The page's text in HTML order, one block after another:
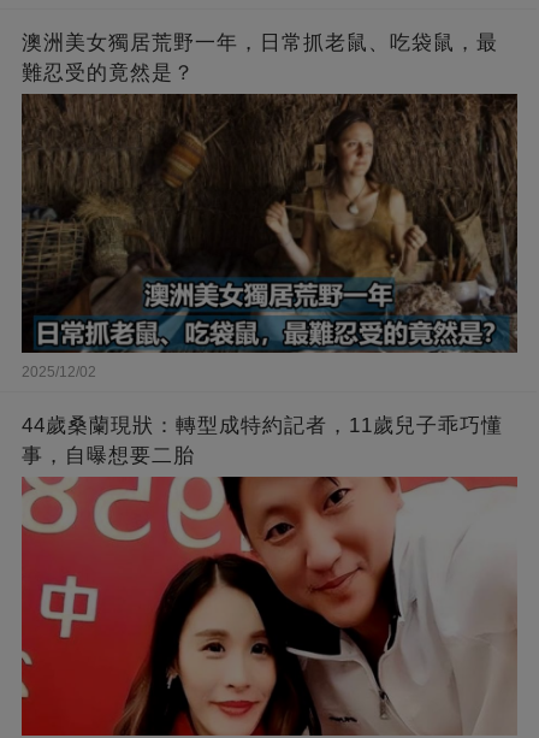
澳洲美女獨居荒野一年，日常抓老鼠、吃袋鼠，最
難忍受的竟然是？
2025/12/02
44歲桑蘭現狀：轉型成特約記者，11歲兒子乖巧懂
事，自曝想要二胎